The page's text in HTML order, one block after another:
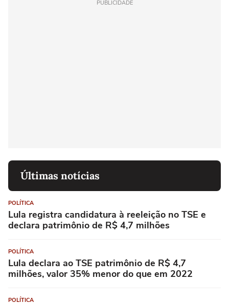
PUBLICIDADE
Últimas notícias
POLÍTICA
Lula registra candidatura à reeleição no TSE e
declara patrimônio de R$ 4,7 milhões
POLÍTICA
Lula declara ao TSE patrimônio de R$ 4,7
milhões, valor 35% menor do que em 2022
POLÍTICA